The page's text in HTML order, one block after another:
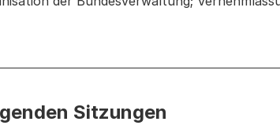
Sitzungen